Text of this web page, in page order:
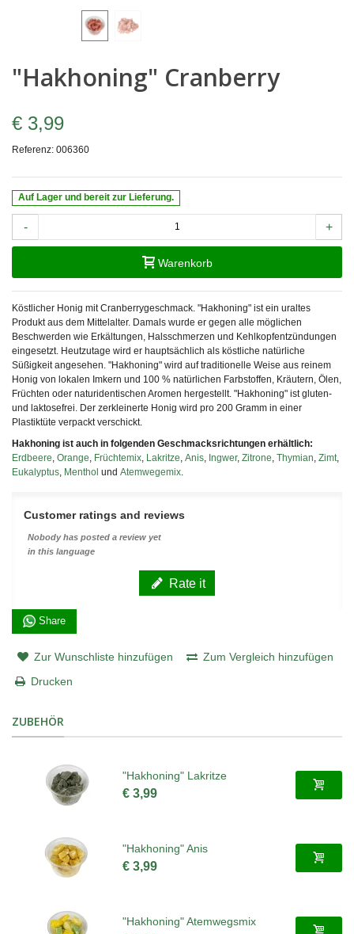
"Hakhoning" Cranberry
€ 3,99
Referenz: 006360
Auf Lager und bereit zur Lieferung.
- +
Warenkorb
Köstlicher Honig mit Cranberrygeschmack. "Hakhoning" ist ein uraltes
Produkt aus dem Mittelalter. Damals wurde er gegen alle möglichen
Beschwerden wie Erkältungen, Halsschmerzen und Kehlkopfentzündungen
eingesetzt. Heutzutage wird er hauptsächlich als köstliche natürliche
Süßigkeit angesehen. "Hakhoning" wird auf traditionelle Weise aus reinem
Honig von lokalen Imkern und 100 % natürlichen Farbstoffen, Kräutern, Ölen,
Früchten oder naturidentischen Aromen hergestellt. "Hakhoning" ist gluten-
und laktosefrei. Der zerkleinerte Honig wird pro 200 Gramm in einer
Plastiktüte verpackt verschickt.
Hakhoning ist auch in folgenden Geschmacksrichtungen erhältlich:
Erdbeere, Orange, Früchtemix, Lakritze, Anis, Ingwer, Zitrone, Thymian, Zimt,
Eukalyptus, Menthol und Atemwegemix.
Customer ratings and reviews
Nobody has posted a review yet
in this language
Rate it
Share
Zur Wunschliste hinzufügen
Zum Vergleich hinzufügen
Drucken
ZUBEHÖR
"Hakhoning" Lakritze
€ 3,99
"Hakhoning" Anis
€ 3,99
"Hakhoning" Atemwegsmix